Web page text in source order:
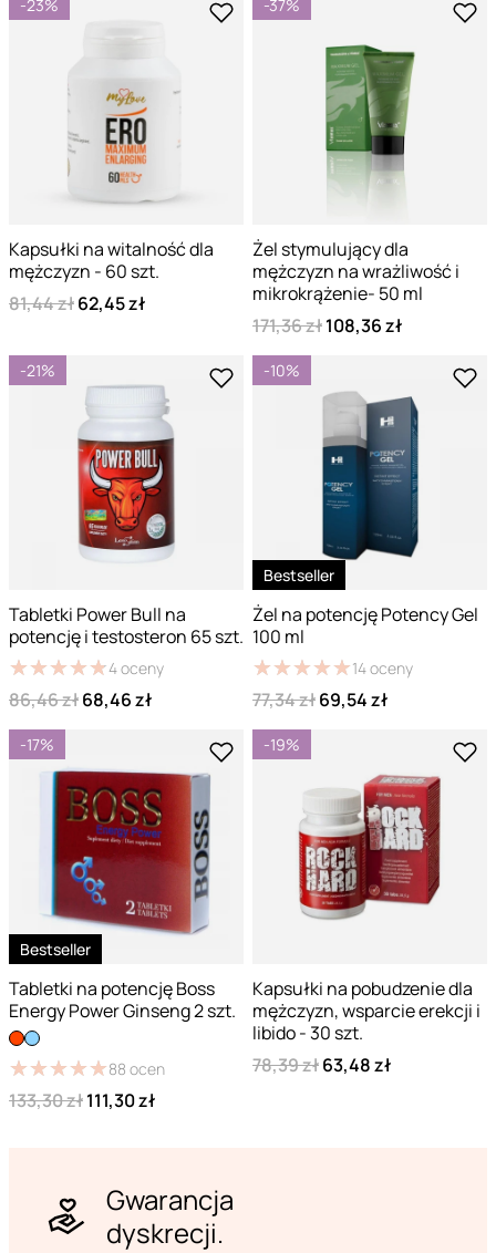
-23%
Kapsułki na witalność dla
mężczyzn - 60 szt.
81,44 zł62,45 zł
-37%
Żel stymulujący dla
mężczyzn na wrażliwość i
mikrokrążenie- 50 ml
171,36 zł108,36 zł
-21%
Tabletki Power Bull na
potencję i testosteron 65 szt.
★★★★★
★★★★★4oceny
86,46 zł68,46 zł
-10%
Bestseller
Żel na potencję Potency Gel
100 ml
★★★★★
★★★★★14oceny
77,34 zł69,54 zł
-17%
Bestseller
Tabletki na potencję Boss
Energy Power Ginseng 2 szt.
★★★★★
★★★★★88 ocen
133,30 zł111,30 zł
-19%
Kapsułki na pobudzenie dla
mężczyzn, wsparcie erekcji i
libido - 30 szt.
78,39 zł63,48 zł
Gwarancja
dyskrecji.